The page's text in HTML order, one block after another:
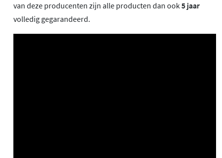
van deze producenten zijn alle producten dan ook5 jaar
volledig gegarandeerd.